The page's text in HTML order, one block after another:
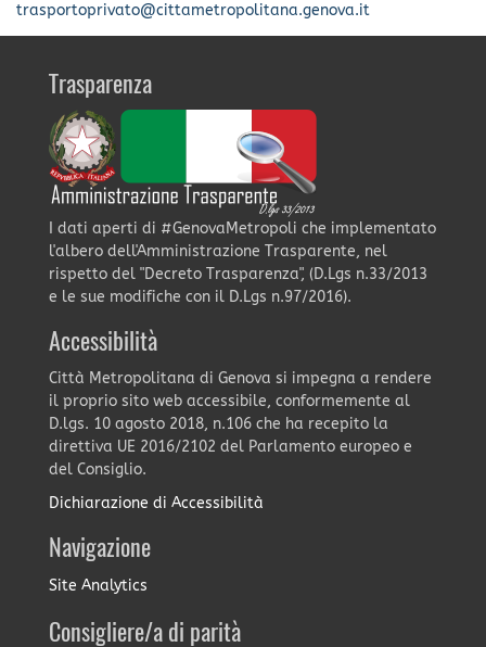
trasportoprivato@cittametropolitana.genova.it
Trasparenza
I dati aperti di #GenovaMetropoli che implementato
l'albero dell'Amministrazione Trasparente, nel
rispetto del "Decreto Trasparenza", (D.Lgs n.33/2013
e le sue modifiche con il D.Lgs n.97/2016).
Accessibilità
Città Metropolitana di Genova si impegna a rendere
il proprio sito web accessibile, conformemente al
D.lgs. 10 agosto 2018, n.106 che ha recepito la
direttiva UE 2016/2102 del Parlamento europeo e
del Consiglio.
Dichiarazione di Accessibilità
Navigazione
Site Analytics
Consigliere/a di parità